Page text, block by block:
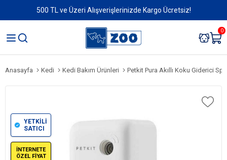
500 TL ve Üzeri Alışverişlerinizde Kargo Ücretsiz!
0
Anasayfa Kedi Kedi Bakım Ürünleri Petkit Pura Akıllı Koku Giderici
YETKİLİ
SATICI
İNTERNETE
ÖZEL FİYAT